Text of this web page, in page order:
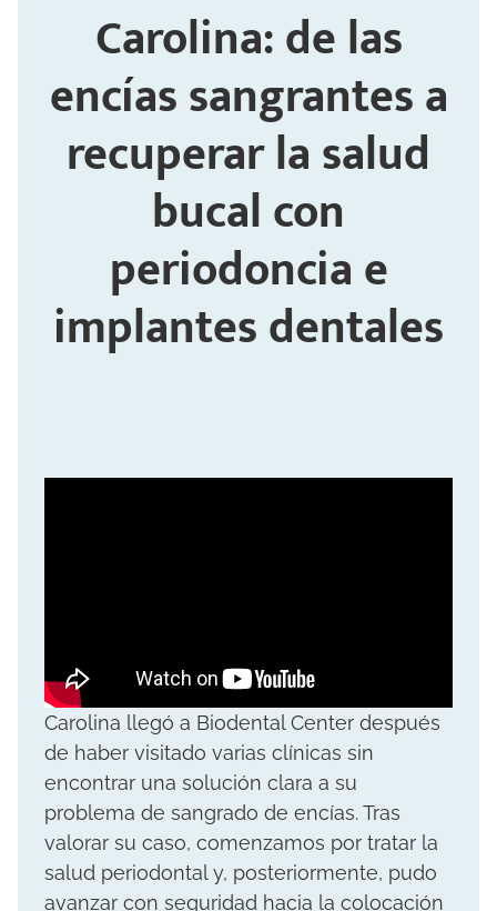
Carolina: de las
encías sangrantes a
recuperar la salud
bucal con
periodoncia e
implantes dentales
Carolina llegó a Biodental Center después
de haber visitado varias clínicas sin
encontrar una solución clara a su
problema de sangrado de encías. Tras
valorar su caso, comenzamos por tratar la
salud periodontal y, posteriormente, pudo
avanzar con seguridad hacia la colocación